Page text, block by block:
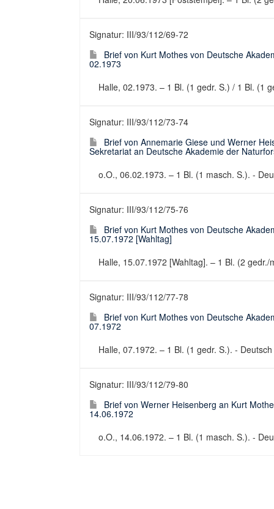
Signatur: III/93/112/69-72
Brief von Kurt Mothes von Deutsche
02.1973
Halle, 02.1973. – 1 Bl. (1 gedr. S.) / 1 Bl. (1
Signatur: III/93/112/73-74
Brief von Annemarie Giese und Werner
Sekretariat an Deutsche Akademie der
o.O., 06.02.1973. – 1 Bl. (1 masch. S.). -
Signatur: III/93/112/75-76
Brief von Kurt Mothes von Deutsche
15.07.1972 [Wahltag]
Halle, 15.07.1972 [Wahltag]. – 1 Bl. (2
Signatur: III/93/112/77-78
Brief von Kurt Mothes von Deutsche
07.1972
Halle, 07.1972. – 1 Bl. (1 gedr. S.). -
Signatur: III/93/112/79-80
Brief von Werner Heisenberg an Kurt
14.06.1972
o.O., 14.06.1972. – 1 Bl. (1 masch. S.). -